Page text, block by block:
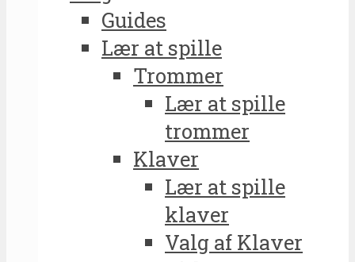
Guides
Lær at spille
Trommer
Lær at spille
trommer
Klaver
Lær at spille
klaver
Valg af Klaver